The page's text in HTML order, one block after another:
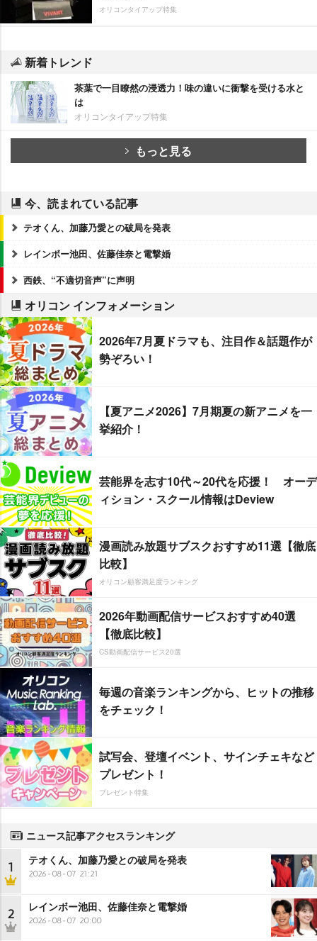
オリコンタイアップ特集
新着トレンド
茶葉で一目瞭然の浸透力！味の違いに衝撃を受ける水と
は
オリコンタイアップ特集
もっと見る
今、読まれている記事
テオくん、加藤乃愛との破局を発表
レインボー池田、佐藤佳奈と電撃婚
西鉄、“不適切音声”に声明
オリコン インフォメーション
2026年7月夏ドラマも、注目作＆話題作が
勢ぞろい！
【夏アニメ2026】7月期夏の新アニメを一
挙紹介！
芸能界を志す10代～20代を応援！ オーデ
ィション・スクール情報はDeview
漫画読み放題サブスクおすすめ11選【徹底
比較】
オリコン顧客満足度ランキング
2026年動画配信サービスおすすめ40選
【徹底比較】
CS動画配信サービス20選
毎週の音楽ランキングから、ヒットの推移
をチェック！
試写会、登壇イベント、サインチェキなど
プレゼント！
プレゼント特集
ニュース記事アクセスランキング
1 テオくん、加藤乃愛との破局を発表
2026-08-07 21:21
2 レインボー池田、佐藤佳奈と電撃婚
2026-08-07 20:00